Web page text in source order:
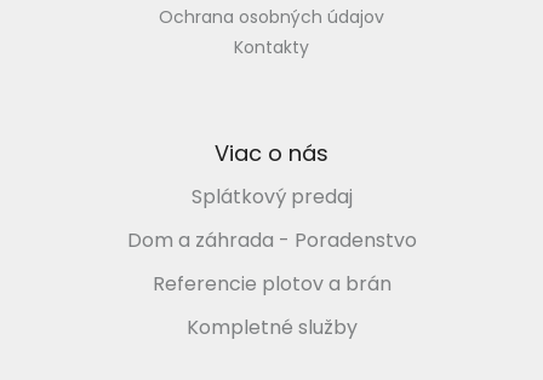
Ochrana osobných údajov
Kontakty
Viac o nás
Splátkový predaj
Dom a záhrada - Poradenstvo
Referencie plotov a brán
Kompletné služby